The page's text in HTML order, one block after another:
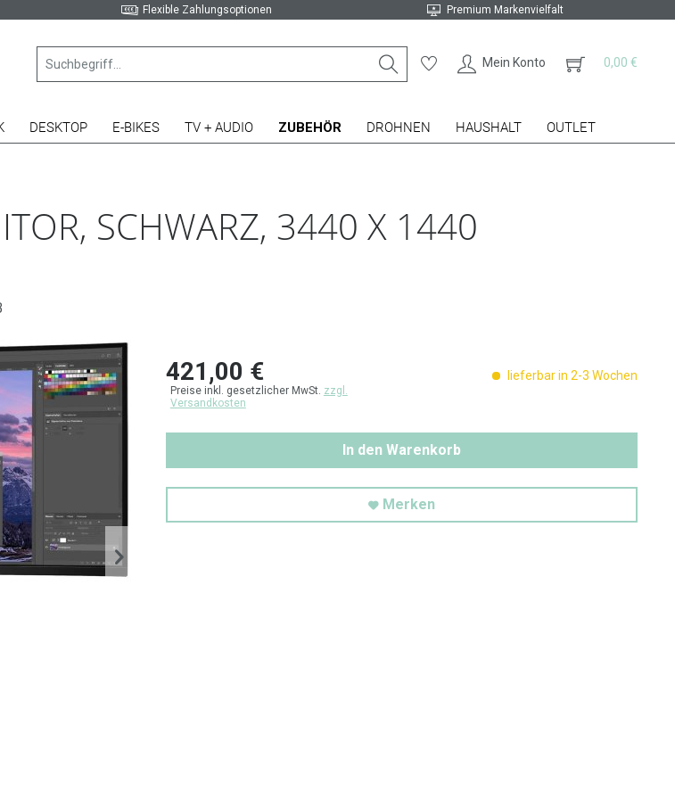
Flexible Zahlungsoptionen Premium Markenvielfalt
Mein Konto 0,00 €
DESKTOP E-BIKES TV + AUDIO ZUBEHÖR DROHNEN HAUSHALT OUTLET
SCHWARZ, 3440 X 1440
421,00 €
Preise inkl. gesetzlicher MwSt. zzgl.
Versandkosten
lieferbar in 2-3 Wochen
In den Warenkorb
Merken